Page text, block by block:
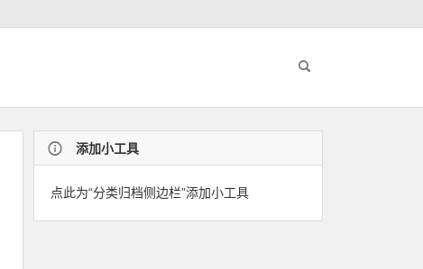
添加小工具
点此为“分类归档侧边栏”添加小工具